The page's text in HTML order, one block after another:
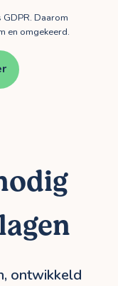
Daarom
en omgekeerd.
ontwikkeld